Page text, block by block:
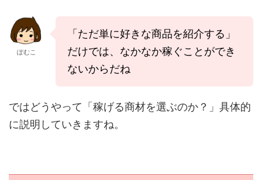
ぽむこ
「ただ単に好きな商品を紹介する」
だけでは、なかなか稼ぐことができ
ないからだね
ではどうやって「稼げる商材を選ぶのか？」具体的
に説明していきますね。